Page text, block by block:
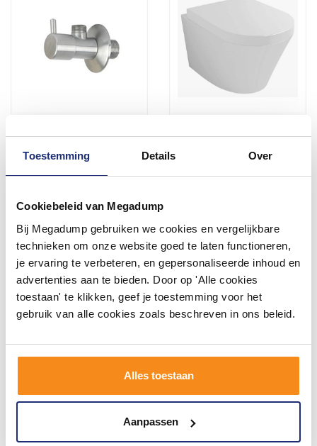
Toestemming Details Over
Cookiebeleid van Megadump
Bij Megadump gebruiken we cookies en vergelijkbare
technieken om onze website goed te laten functioneren,
je ervaring te verbeteren, en gepersonaliseerde inhoud en
advertenties aan te bieden. Door op 'Alle cookies
toestaan' te klikken, geef je toestemming voor het
gebruik van alle cookies zoals beschreven in ons beleid.
Alles toestaan
Aanpassen
54,00
Meer info
volgende werkdag in huis
Meer info